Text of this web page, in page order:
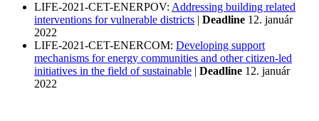
LIFE-2021-CET-ENERPOV: Addressing building related
interventions for vulnerable districts | Deadline 12. január
2022
LIFE-2021-CET-ENERCOM: Developing support
mechanisms for energy communities and other citizen-led
initiatives in the field of sustainable | Deadline 12. január
2022